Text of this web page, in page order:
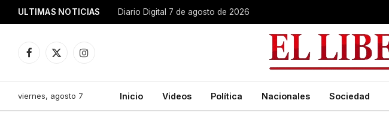
ULTIMAS NOTICIAS Diario Digital 7 de agosto de 2026
Facebook
X
Instagram
viernes, agosto 7 Inicio Videos Política Nacionales Sociedad